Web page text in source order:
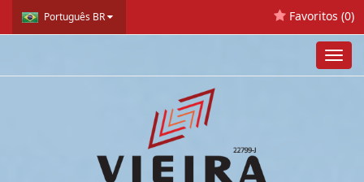
Português BR Favoritos (0)